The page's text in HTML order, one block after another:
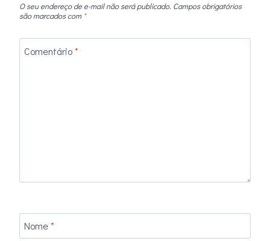
O seu endereço de e-mail não será publicado. Campos obrigatórios
são marcados com *
Comentário*
Nome*